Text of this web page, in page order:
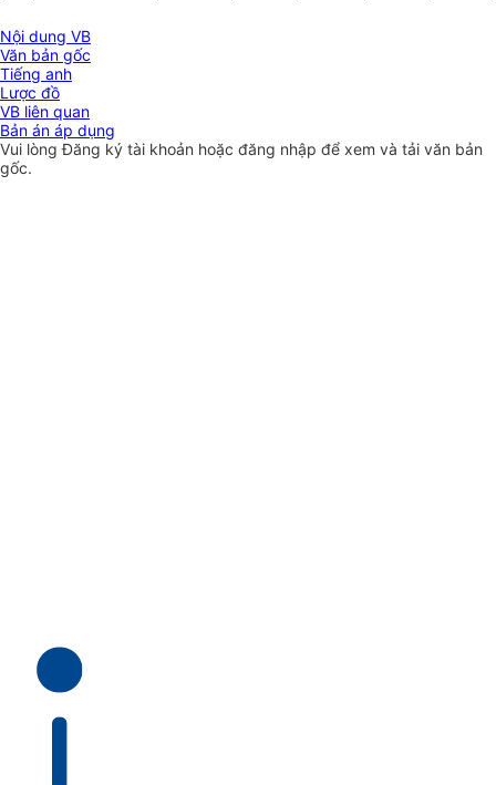
Nội dung VB
Văn bản gốc
Tiếng anh
Lược đồ
VB liên quan
Bản án áp dụng
Vui lòngĐăng ký tài khoản hoặc đăng nhập để xem và tải văn bản
gốc.